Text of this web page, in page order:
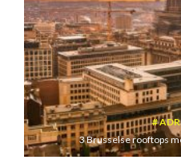
3 Brusselse rooftops